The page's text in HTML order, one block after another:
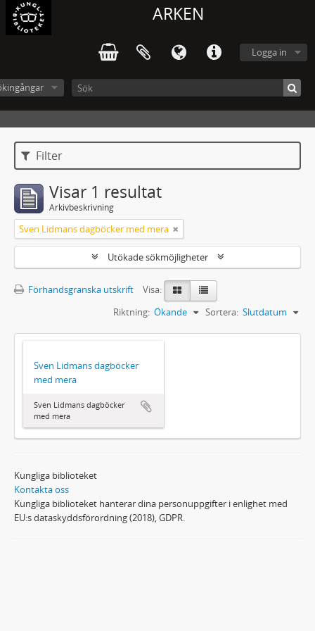
ARKEN
Logga in
Filter
Visar 1 resultat
Arkivbeskrivning
Sven Lidmans dagböcker med mera
Utökade sökmöjligheter
Förhandsgranska utskrift
Visa:
Sortera: Slutdatum
Riktning: Ökande
Sven Lidmans dagböcker
med mera
Sven Lidmans dagböcker
med mera
Kungliga biblioteket
Kontakta oss
Kungliga biblioteket hanterar dina personuppgifter i enlighet med
EU:s dataskyddsförordning (2018), GDPR.